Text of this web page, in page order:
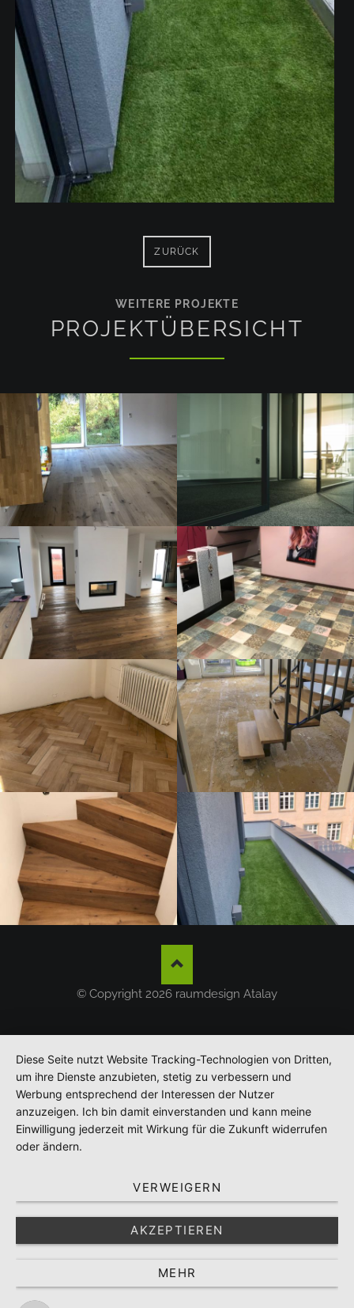
ZURÜCK
WEITERE PROJEKTE
PROJEKTÜBERSICHT
© Copyright 2026 raumdesign Atalay
Diese Seite nutzt Website Tracking-Technologien von Dritten,
um ihre Dienste anzubieten, stetig zu verbessern und
Werbung entsprechend der Interessen der Nutzer
anzuzeigen. Ich bin damit einverstanden und kann meine
Einwilligung jederzeit mit Wirkung für die Zukunft widerrufen
oder ändern.
VERWEIGERN
AKZEPTIEREN
MEHR